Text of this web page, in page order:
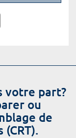
votre part?
ou
de